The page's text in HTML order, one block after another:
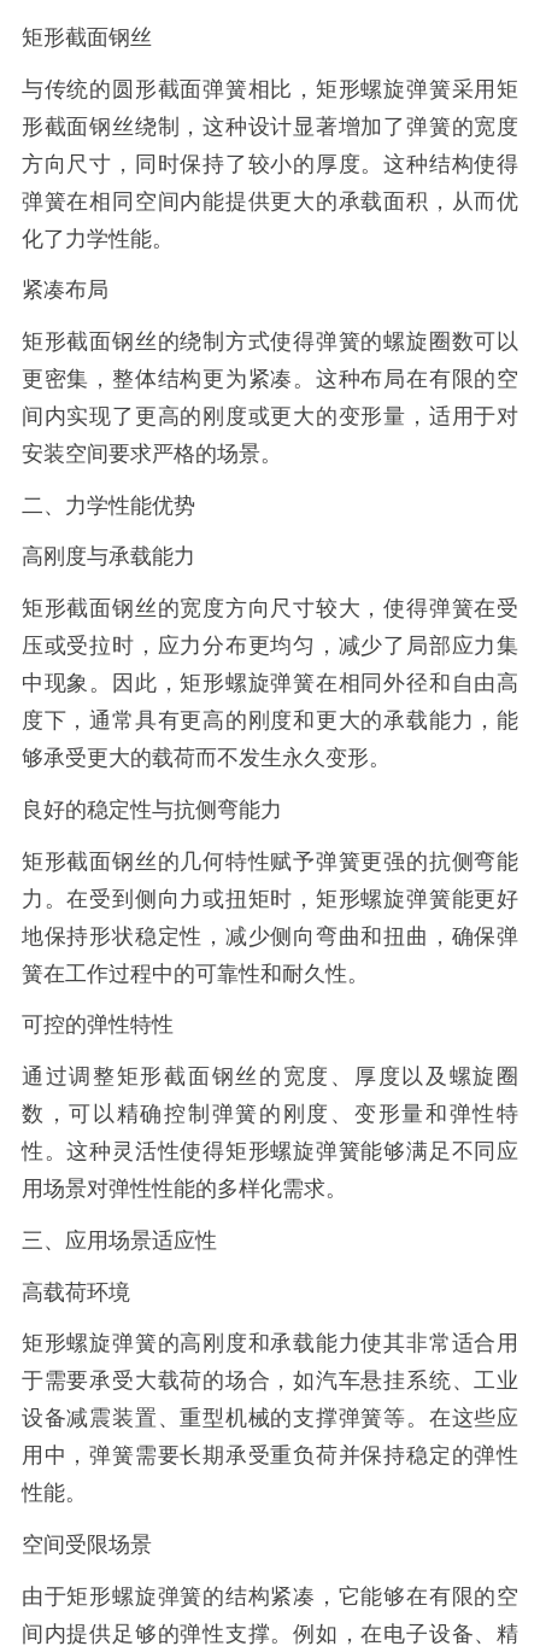
矩形截面钢丝
与传统的圆形截面弹簧相比，矩形螺旋弹簧采用矩
形截面钢丝绕制，这种设计显著增加了弹簧的宽度
方向尺寸，同时保持了较小的厚度。这种结构使得
弹簧在相同空间内能提供更大的承载面积，从而优
化了力学性能。
紧凑布局
矩形截面钢丝的绕制方式使得弹簧的螺旋圈数可以
更密集，整体结构更为紧凑。这种布局在有限的空
间内实现了更高的刚度或更大的变形量，适用于对
安装空间要求严格的场景。
二、力学性能优势
高刚度与承载能力
矩形截面钢丝的宽度方向尺寸较大，使得弹簧在受
压或受拉时，应力分布更均匀，减少了局部应力集
中现象。因此，矩形螺旋弹簧在相同外径和自由高
度下，通常具有更高的刚度和更大的承载能力，能
够承受更大的载荷而不发生永久变形。
良好的稳定性与抗侧弯能力
矩形截面钢丝的几何特性赋予弹簧更强的抗侧弯能
力。在受到侧向力或扭矩时，矩形螺旋弹簧能更好
地保持形状稳定性，减少侧向弯曲和扭曲，确保弹
簧在工作过程中的可靠性和耐久性。
可控的弹性特性
通过调整矩形截面钢丝的宽度、厚度以及螺旋圈
数，可以精确控制弹簧的刚度、变形量和弹性特
性。这种灵活性使得矩形螺旋弹簧能够满足不同应
用场景对弹性性能的多样化需求。
三、应用场景适应性
高载荷环境
矩形螺旋弹簧的高刚度和承载能力使其非常适合用
于需要承受大载荷的场合，如汽车悬挂系统、工业
设备减震装置、重型机械的支撑弹簧等。在这些应
用中，弹簧需要长期承受重负荷并保持稳定的弹性
性能。
空间受限场景
由于矩形螺旋弹簧的结构紧凑，它能够在有限的空
间内提供足够的弹性支撑。例如，在电子设备、精